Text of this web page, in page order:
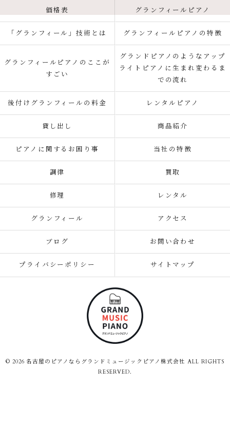
価格表 グランフィールピアノ
「グランフィール」技術とは グランフィールピアノの特徴
グランフィールピアノのここが
すごい
グランドピアノのようなアップ
ライトピアノに生まれ変わるま
での流れ
後付けグランフィールの料金 レンタルピアノ
貸し出し 商品紹介
ピアノに関するお困り事 当社の特徴
調律 買取
修理 レンタル
グランフィール アクセス
ブログ お問い合わせ
プライバシーポリシー サイトマップ
© 2026 名古屋のピアノならグランドミュージックピアノ株式会社 ALL RIGHTS
RESERVED.